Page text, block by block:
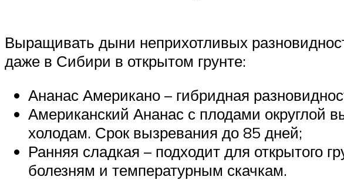
Выращивать дыни неприхотливых
даже в Сибири в открытом грунте:
Ананас Американо – гибридная
Американский Ананас с плодами округлой
холодам. Срок вызревания до 85 дней;
Ранняя сладкая – подходит для открытого
болезням и температурным скачкам.